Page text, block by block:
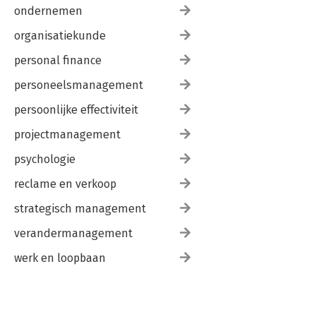
ondernemen
organisatiekunde
personal finance
personeelsmanagement
persoonlijke effectiviteit
projectmanagement
psychologie
reclame en verkoop
strategisch management
verandermanagement
werk en loopbaan